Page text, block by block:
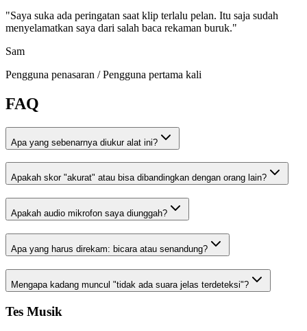
"Saya suka ada peringatan saat klip terlalu pelan. Itu saja sudah
menyelamatkan saya dari salah baca rekaman buruk."
Sam
Pengguna penasaran /Pengguna pertama kali
FAQ
Apa yang sebenarnya diukur alat ini?
Apakah skor "akurat" atau bisa dibandingkan dengan orang lain?
Apakah audio mikrofon saya diunggah?
Apa yang harus direkam: bicara atau senandung?
Mengapa kadang muncul "tidak ada suara jelas terdeteksi"?
Tes Musik